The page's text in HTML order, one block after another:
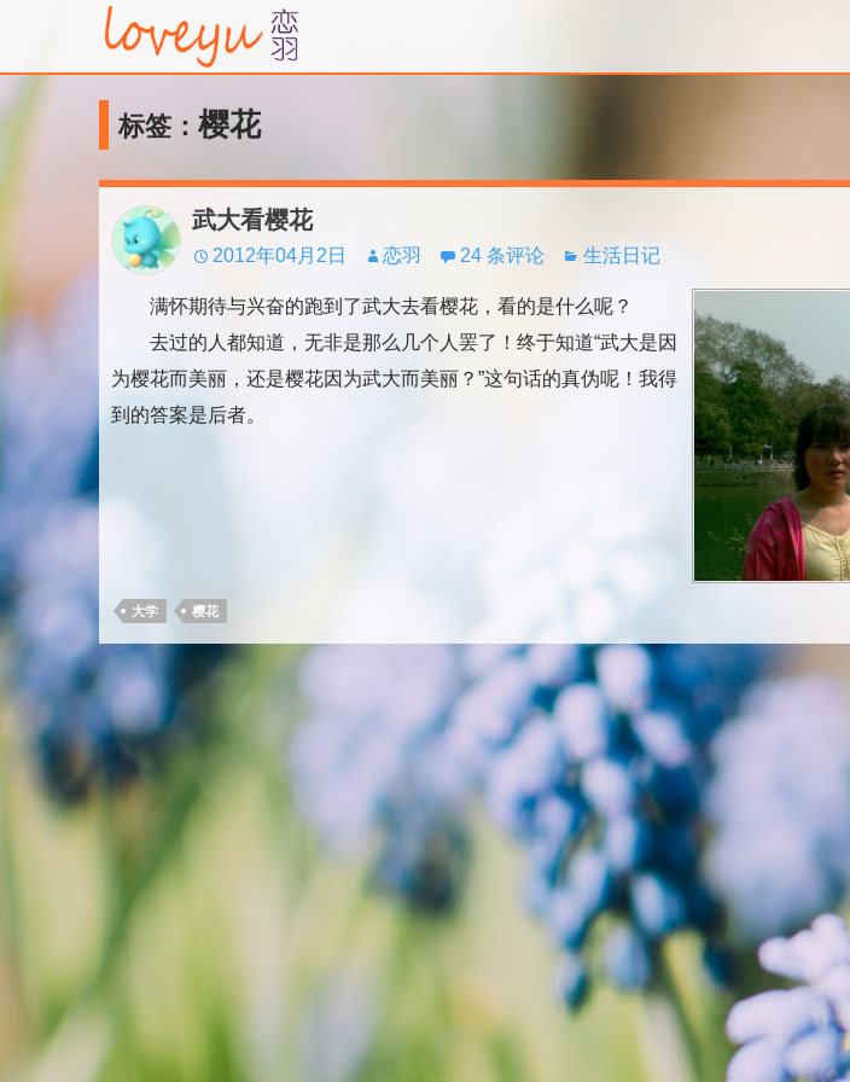
标签： 樱花
武大看樱花
2012年04月2日 恋羽 24 条评论 生活日记
满怀期待与兴奋的跑到了武大去看樱花，看的是什么呢？
去过的人都知道，无非是那么几个人罢了！终于知道“武大是因
为樱花而美丽，还是樱花因为武大而美丽？”这句话的真伪呢！我得
到的答案是后者。
大学 樱花